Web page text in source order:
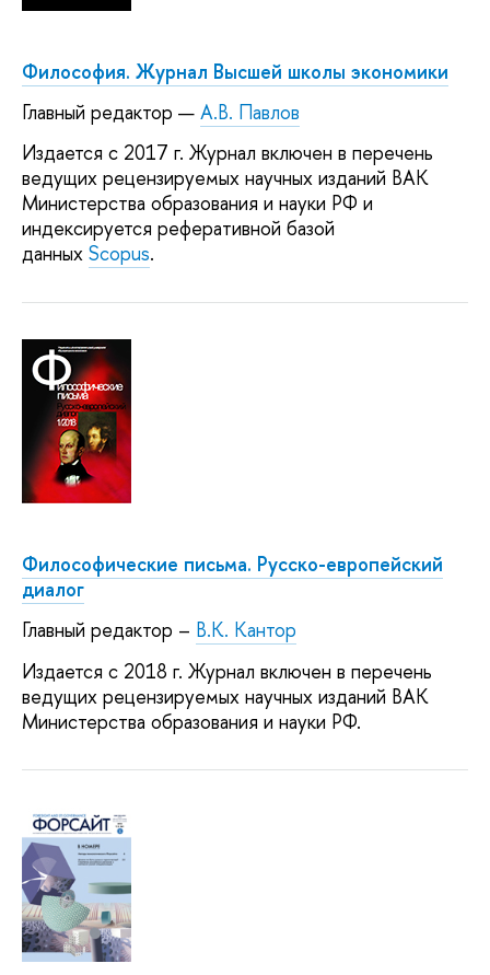
Философия. Журнал Высшей школы экономики
Главный редактор — А.В. Павлов
Издается с 2017 г. Журнал включен в перечень
ведущих рецензируемых научных изданий ВАК
Министерства образования и науки РФ и
индексируется реферативной базой
данных Scopus.
Философические письма. Русско-европейский
диалог
Главный редактор – В.К. Кантор
Издается с 2018 г. Журнал включен в перечень
ведущих рецензируемых научных изданий ВАК
Министерства образования и науки РФ.